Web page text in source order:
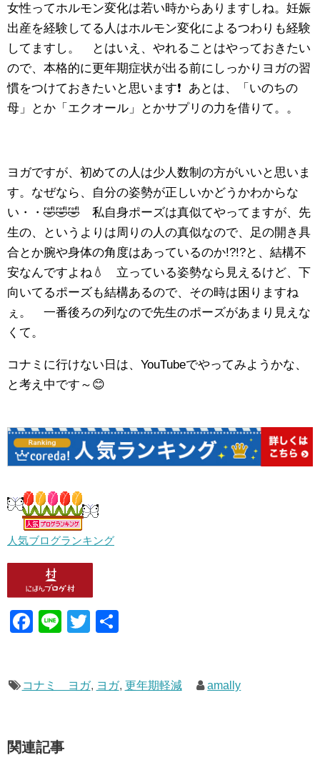
女性ってホルモン変化は若い時からありますしね。妊娠
出産を経験してる人はホルモン変化によるつわりも経験
してますし。 とはいえ、やれることはやっておきたい
ので、本格的に更年期症状が出る前にしっかりヨガの習
慣をつけておきたいと思います❗ あとは、「いのちの
母」とか「エクオール」とかサプリの力を借りて。。
ヨガですが、初めての人は少人数制の方がいいと思いま
す。なぜなら、自分の姿勢が正しいかどうかわからな
い・・🤣🤣🤣 私自身ポーズは真似てやってますが、先
生の、というよりは周りの人の真似なので、足の開き具
合とか腕や身体の角度はあっているのか!?!?と、結構不
安なんですよね💧 立っている姿勢なら見えるけど、下
向いてるポーズも結構あるので、その時は困りますね
ぇ。 一番後ろの列なので先生のポーズがあまり見えな
くて。
コナミに行けない日は、YouTubeでやってみようかな、
と考え中です～😊
人気ブログランキング
F
e
o
o
Li
T
er
コナミ ヨガ, ヨガ, 更年期軽減 amally
関連記事